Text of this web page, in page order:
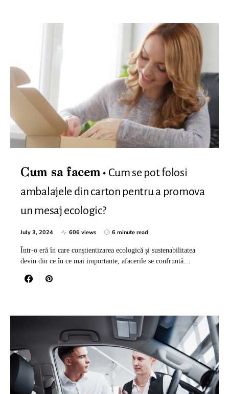
Cum sa facem
Cum se pot folosi
ambalajele din carton pentru a promova
un mesaj ecologic?
July 3, 2024 606 views 6 minute read
Într-o eră în care conștientizarea ecologică și sustenabilitatea
devin din ce în ce mai importante, afacerile se confruntă…